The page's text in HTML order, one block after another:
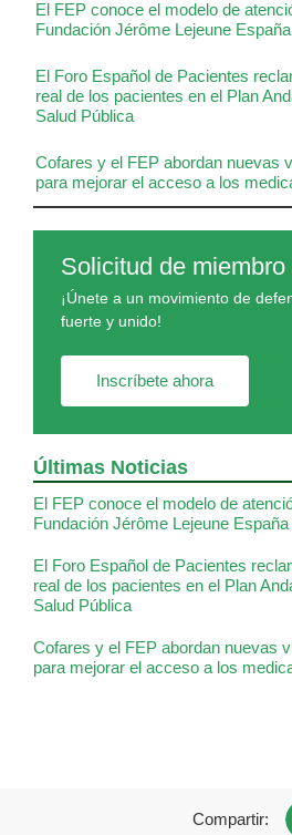
El FEP conoce el modelo de
Fundación Jérôme Lejeune España
El Foro Español de Pacientes
real de los pacientes en el Plan
Salud Pública
Cofares y el FEP abordan nuevas
para mejorar el acceso a los
Solicitud de miembro
¡Únete a un movimiento de
fuerte y unido!
Inscríbete ahora
Últimas Noticias
El FEP conoce el modelo de
Fundación Jérôme Lejeune España
El Foro Español de Pacientes
real de los pacientes en el Plan
Salud Pública
Cofares y el FEP abordan nuevas
para mejorar el acceso a los
Compartir: